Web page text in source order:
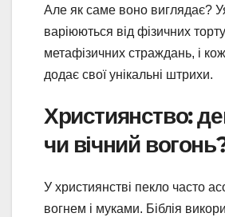
Але як саме воно виглядає?
варіюються від фізичних
метафізичних страждань, і
додає свої унікальні штрихи.
Християнство:
чи вічний
У християнстві пекло часто
вогнем і муками. Біблія